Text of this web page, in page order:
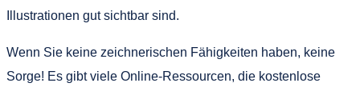
Illustrationen gut sichtbar sind.
Wenn Sie keine zeichnerischen Fähigkeiten haben, keine
Sorge! Es gibt viele Online-Ressourcen, die kostenlose